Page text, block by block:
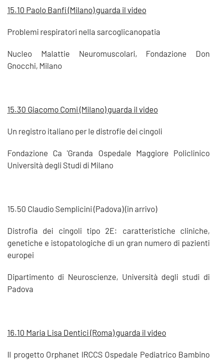
15.10 Paolo Banfi (Milano) guarda il video
Problemi respiratori nella sarcoglicanopatia
Nucleo Malattie Neuromuscolari, Fondazione Don
Gnocchi, Milano
15.30 Giacomo Comi (Milano) guarda il video
Un registro italiano per le distrofie dei cingoli
Fondazione Ca 'Granda Ospedale Maggiore Policlinico
Università degli Studi di Milano
15.50 Claudio Semplicini (Padova) (in arrivo)
Distrofia dei cingoli tipo 2E: caratteristiche cliniche,
genetiche e istopatologiche di un gran numero di pazienti
europei
Dipartimento di Neuroscienze, Università degli studi di
Padova
16.10 Maria Lisa Dentici (Roma) guarda il video
Il progetto Orphanet IRCCS Ospedale Pediatrico Bambino